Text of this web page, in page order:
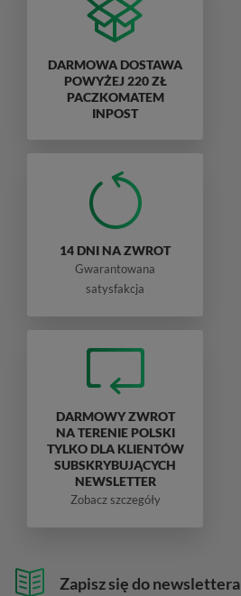
Zapisz się do newslettera
DARMOWA DOSTAWA
POWYŻEJ 220 ZŁ
PACZKOMATEM
INPOST
14 DNI NA ZWROT
Gwarantowana
satysfakcja
DARMOWY ZWROT
NA TERENIE POLSKI
TYLKO DLA KLIENTÓW
SUBSKRYBUJĄCYCH
NEWSLETTER
Zobacz szczegóły